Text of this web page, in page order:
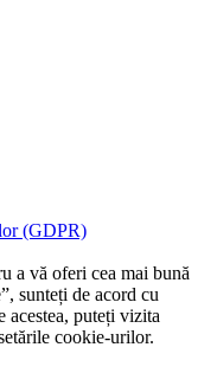
(GDPR)
a vă oferi cea mai bună
sunteți de acord cu
acestea, puteți vizita
cookie-urilor.